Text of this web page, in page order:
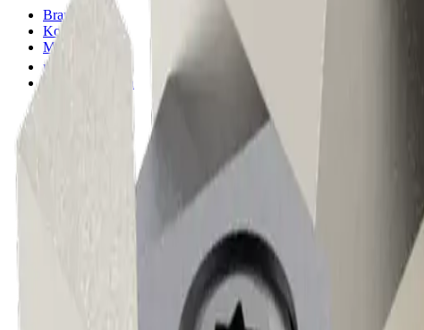
Branchen
Kompetenzen
Marken
multidec
Sonderlösungen